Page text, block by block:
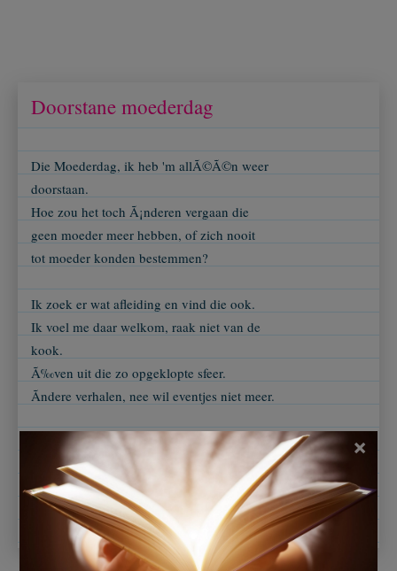
Doorstane moederdag
Die Moederdag, ik heb 'm allÃ©Ã©n weer
doorstaan.
Hoe zou het toch Ã¡nderen vergaan die
geen moeder meer hebben, of zich nooit
tot moeder konden bestemmen?
Ik zoek er wat afleiding en vind die ook.
Ik voel me daar welkom, raak niet van de
kook.
Ã‰ven uit die zo opgeklopte sfeer.
Ãndere verhalen, nee wil eventjes niet meer.
Vergenoegd merk ik lÃ¡ter, ik heb het dan
verdragen.
Die dag die ik het liefst had overgeslagen!
×